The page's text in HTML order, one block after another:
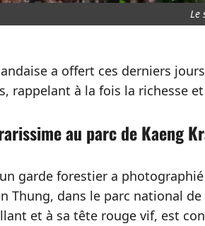
Le
a offert ces derniers
rappelant à la fois la richesse
au parc de Kaeng
garde forestier a
Thung, dans le parc national
et à sa tête rouge vif, est